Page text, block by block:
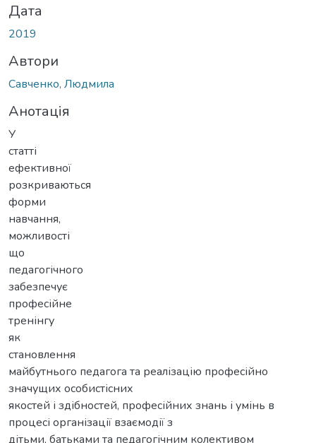
Дата
2019
Автори
Савченко, Людмила
Анотація
У
статті
ефективної
розкриваються
форми
навчання,
можливості
що
педагогічного
забезпечує
професійне
тренінгу
як
становлення
майбутнього педагога та реалізацію професійно
значущих особистісних
якостей і здібностей, професійних знань і умінь в
процесі організації взаємодії з
дітьми, батьками та педагогічним колективом